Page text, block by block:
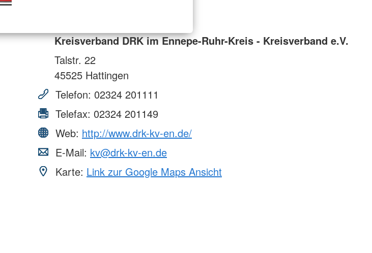
Kreisverband DRK im Ennepe-Ruhr-Kreis - Kreisverband e.V.
Talstr. 22
45525 Hattingen
Telefon: 02324 201111
Telefax: 02324 201149
Web: http://www.drk-kv-en.de/
E-Mail: kv@drk-kv-en.de
Karte: Link zur Google Maps Ansicht